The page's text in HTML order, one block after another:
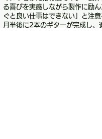
る喜びを実感しながら製作に励
ぐと良い仕事はできない」と注
月半後に2本のギターが完成し、